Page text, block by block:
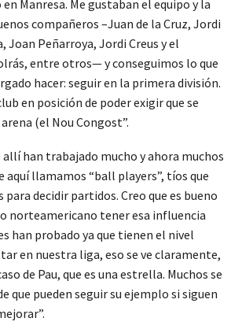
Manresa. Me gustaban el equipo y la
compañeros –Juan de la Cruz, Jordi
Joan Peñarroya, Jordi Creus y el
entre otros— y conseguimos lo que
hacer: seguir en la primera división.
en posición de poder exigir que se
(el Nou Congost”.
allí han trabajado mucho y ahora muchos
aquí llamamos “ball players”, tíos que
decidir partidos. Creo que es bueno
norteamericano tener esa influencia
han probado ya que tienen el nivel
en nuestra liga, eso se ve claramente,
de Pau, que es una estrella. Muchos se
que pueden seguir su ejemplo si siguen